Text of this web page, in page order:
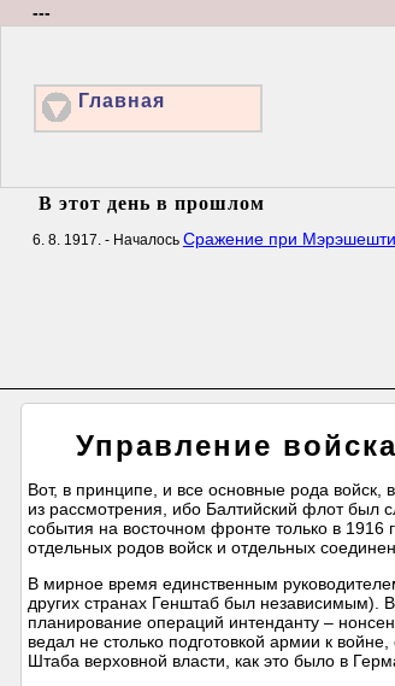
---
Главная
В этот день в прошлом
6. 8. 1917. - Началось Сражение при Мэрэшешти
Управление
Вот, в принципе, и все основные рода
из рассмотрения, ибо Балтийский флот был
события на восточном фронте только в 1916
отдельных родов войск и отдельных
В мирное время единственным
других странах Генштаб был независимым).
планирование операций интенданту –
ведал не столько подготовкой армии к
Штаба верховной власти, как это было в